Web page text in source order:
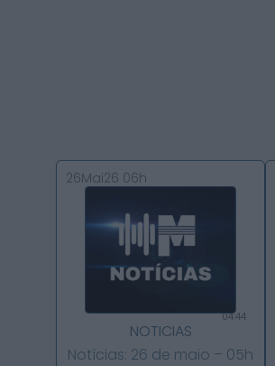
26Mai26 06h
04:44
NOTICIAS
Notícias: 26 de maio – 05h